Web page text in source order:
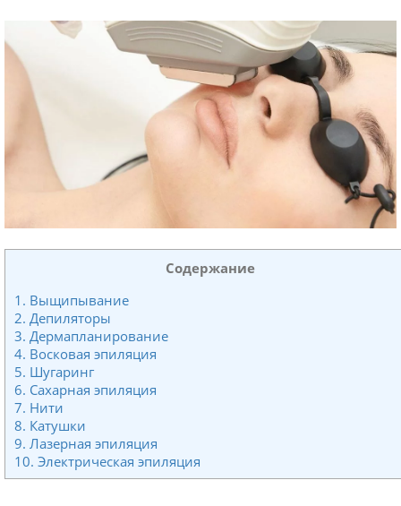
Содержание
1. Выщипывание
2. Депиляторы
3. Дермапланирование
4. Восковая эпиляция
5. Шугаринг
6. Сахарная эпиляция
7. Нити
8. Катушки
9. Лазерная эпиляция
10. Электрическая эпиляция